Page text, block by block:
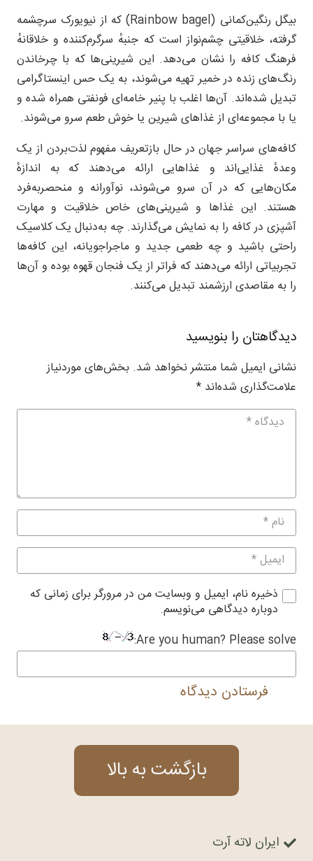
بیگل‌ رنگین‌کمانی (Rainbow bagel) که از نیویورک سرچشمه
گرفته، خلاقیتی چشم‌نواز است که جنبهٔ سرگرم‌کننده و خلاقانهٔ
فرهنگ کافه را نشان می‌دهد. این شیرینی‌ها که با چرخاندن
رنگ‌های زنده در خمیر تهیه می‌شوند، به یک حس اینستاگرامی
تبدیل شده‌اند. آن‌ها اغلب با پنیر خامه‌ای فونفتی همراه شده و
یا با مجموعه‌ای از غذاهای شیرین یا خوش طعم سرو می‌شوند.
کافه‌های سراسر جهان در حال بازتعریف مفهوم لذت‌بردن از یک
وعدهٔ غذایی‌اند و غذاهایی ارائه می‌دهند که به اندازهٔ
مکان‌هایی که در آن سرو می‌شوند، نوآورانه و منحصربه‌فرد
هستند. این غذاها و شیرینی‌های خاص خلاقیت و مهارت
آشپزی در کافه را به نمایش می‌گذارند. چه به‌دنبال یک کلاسیک
راحتی باشید و چه طعمی جدید و ماجراجویانه، این کافه‌ها
تجربیاتی ارائه می‌دهند که فراتر از یک فنجان قهوه بوده و آن‌ها
را به مقاصدی ارزشمند تبدیل می‌کنند.
دیدگاهتان را بنویسید
نشانی ایمیل شما منتشر نخواهد شد. بخش‌های موردنیاز
علامت‌گذاری شده‌اند *
ذخیره نام، ایمیل و وبسایت من در مرورگر برای زمانی که
دوباره دیدگاهی می‌نویسم.
Are you human? Please solve:
فرستادن دیدگاه
بازگشت به بالا
ایران لاته آرت